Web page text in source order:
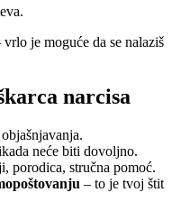
je moguće da se nalaziš
narcisa
neće biti dovoljno.
porodica, stručna pomoć.
– to je tvoj štit